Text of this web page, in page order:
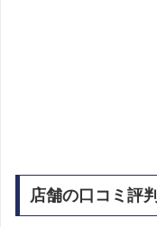
店舗の口コミ評判